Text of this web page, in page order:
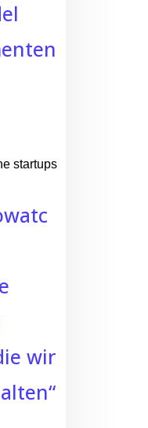
startups
wir